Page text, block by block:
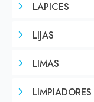
LAPICES
LIJAS
LIMAS
LIMPIADORES